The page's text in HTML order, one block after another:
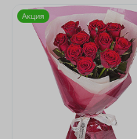
Акция